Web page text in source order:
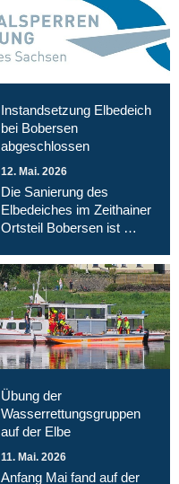
Instandsetzung Elbedeich
bei Bobersen
abgeschlossen
12. Mai. 2026
Die Sanierung des
Elbedeiches im Zeithainer
Ortsteil Bobersen ist …
Übung der
Wasserrettungsgruppen
auf der Elbe
11. Mai. 2026
Anfang Mai fand auf der